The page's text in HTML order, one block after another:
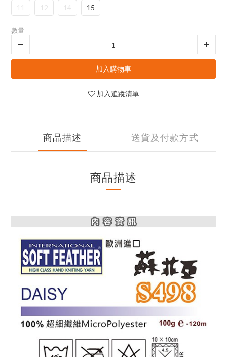
11 12 14 15
數量
加入購物車
加入追蹤清單
商品描述 送貨及付款方式
商品描述